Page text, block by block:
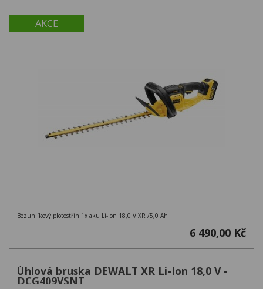
AKCE
Bezuhlíkový plotostřih 1x aku Li-Ion 18,0 V XR /5,0 Ah
6 490,00 Kč
Úhlová bruska DEWALT XR Li-Ion 18,0 V -
DCG409VSNT